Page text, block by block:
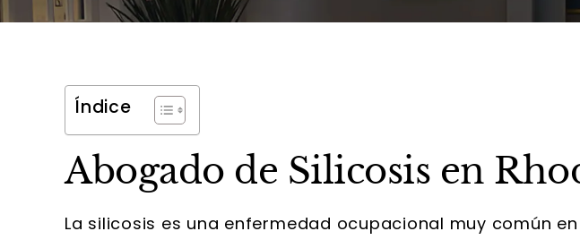
Índice
Abogado de Silicosis en
La silicosis es una enfermedad ocupacional muy común